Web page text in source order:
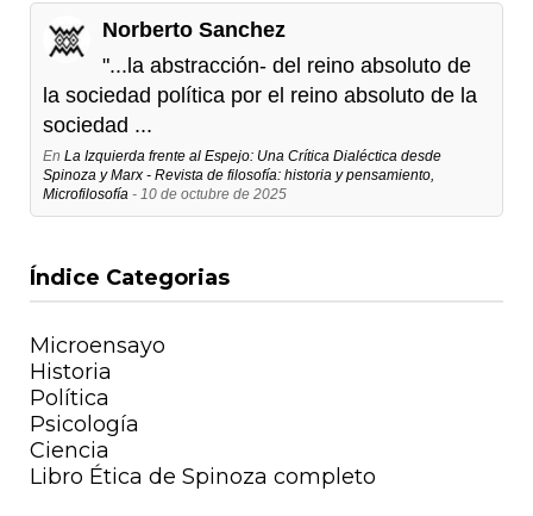
Norberto Sanchez
"...la abstracción- del reino absoluto de
la sociedad política por el reino absoluto de la
sociedad ...
En La Izquierda frente al Espejo: Una Crítica Dialéctica desde
Spinoza y Marx - Revista de filosofía: historia y pensamiento,
Microfilosofía - 10 de octubre de 2025
Índice Categorias
Microensayo
Historia
Política
Psicología
Ciencia
Libro Ética de Spinoza completo